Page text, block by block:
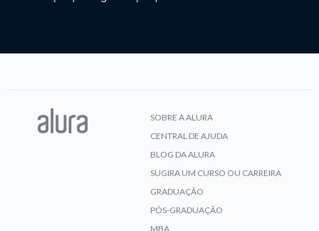
SOBRE A ALURA
CENTRAL DE AJUDA
BLOG DA ALURA
SUGIRA UM CURSO OU CARREIRA
GRADUAÇÃO
PÓS-GRADUAÇÃO
MBA